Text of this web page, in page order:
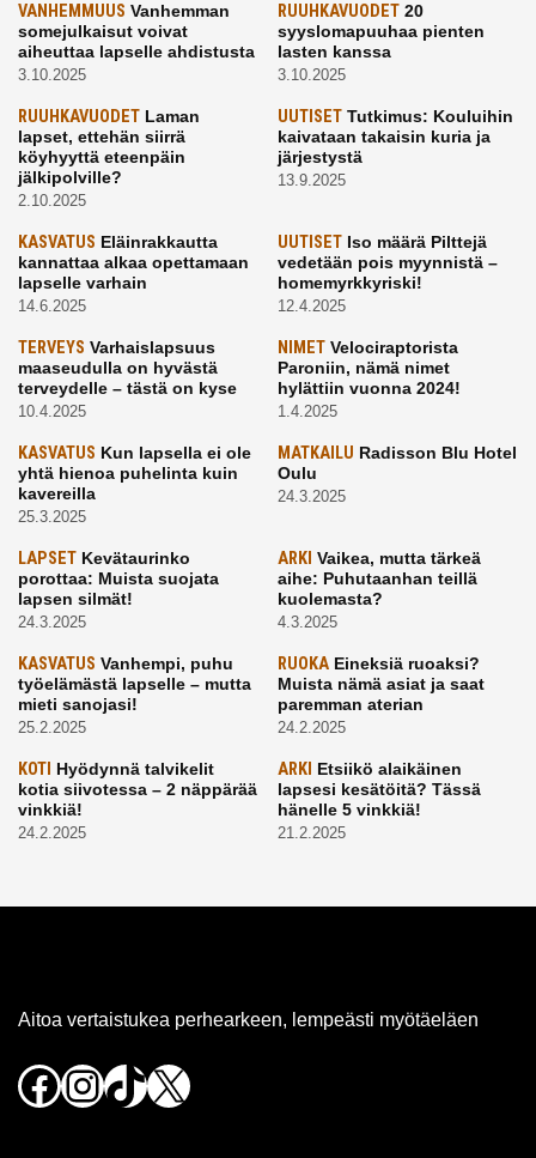
VANHEMMUUS Vanhemman
somejulkaisut voivat
aiheuttaa lapselle ahdistusta
3.10.2025
RUUHKAVUODET20
syyslomapuuhaa pienten
lasten kanssa
3.10.2025
RUUHKAVUODET Laman
lapset, ettehän siirrä
köyhyyttä eteenpäin
jälkipolville?
2.10.2025
UUTISETTutkimus: Kouluihin
kaivataan takaisin kuria ja
järjestystä
13.9.2025
KASVATUS Eläinrakkautta
kannattaa alkaa opettamaan
lapselle varhain
14.6.2025
UUTISETIso määrä Pilttejä
vedetään pois myynnistä –
homemyrkkyriski!
12.4.2025
TERVEYS Varhaislapsuus
maaseudulla on hyvästä
terveydelle – tästä on kyse
10.4.2025
NIMETVelociraptorista
Paroniin, nämä nimet
hylättiin vuonna 2024!
1.4.2025
KASVATUS Kun lapsella ei ole
yhtä hienoa puhelinta kuin
kavereilla
25.3.2025
MATKAILU Radisson Blu Hotel
Oulu
24.3.2025
LAPSET Kevätaurinko
porottaa: Muista suojata
lapsen silmät!
24.3.2025
ARKI Vaikea, mutta tärkeä
aihe: Puhutaanhan teillä
kuolemasta?
4.3.2025
KASVATUS Vanhempi, puhu
työelämästä lapselle – mutta
mieti sanojasi!
25.2.2025
RUOKAEineksiä ruoaksi?
Muista nämä asiat ja saat
paremman aterian
24.2.2025
KOTI Hyödynnä talvikelit
kotia siivotessa – 2 näppärää
vinkkiä!
24.2.2025
ARKI Etsiikö alaikäinen
lapsesi kesätöitä? Tässä
hänelle 5 vinkkiä!
21.2.2025
Aitoa vertaistukea perhearkeen, lempeästi myötäeläen
Facebook
Instagram
TikTok
X